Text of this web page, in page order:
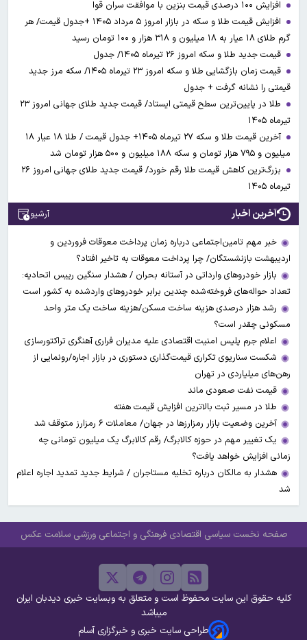
افزایش ۱۰۰ درصدی قیمت بنزین با موافقت سران قوا
افزایش قیمت طلا و سکه در بازار امروز ۵ مرداد ۱۴۰۵ +جدول قیمت/ هر
گرم طلای ۱۸ عیار به ۱۸ میلیون و ۳۱۸ هزار و ۱۰۰ تومان رسید
قیمت جدید طلا و سکه امروز ۲۶ تیرماه ۱۴۰۵/ جدول
قیمت زمان بازگشایی طلا و سکه امروز ۲۳ تیرماه ۱۴۰۵/ سکه مرز جدید
قیمتی را نشانه گرفت + جدول
طلا در پایین‌ترین سطح قیمتی ایستاد/ قیمت جدید طلای جهانی امروز ۲۳
تیرماه ۱۴۰۵
آخرین قیمت طلا و سکه ۲۷ تیرماه ۱۴۰۵+ جدول قیمت / طلا ۱۸ عیار ۱۸
میلیون و ۷۹۵ هزار تومان و سکه ۱۸۸ میلیون و ۵۰۰ هزار تومان شد
بزرگ‌ترین کاهش قیمت طلا رقم خورد/ قیمت جدید طلای جهانی امروز ۲۶
تیرماه ۱۴۰۵
آخرین اخبار آرشیو
خبر مهم تامین‌اجتماعی درباره زمان پرداخت معوقات فروردین و
اردیبهشت بازنشستگان/ چرا پرداخت معوقات به تاخیر افتاد؟
بازار خودروهای وارداتی در آستانه بحران / هشدار سنگین رییس اتحادیه:
تعداد حواله‌های فروخته‌شده چندین برابر خودروهای واردشده به کشور است
رشد هزار درصدی هزینه ساخت مسکن/هزینه ساخت یک متر واحد
مسکونی چقدر است؟
اعلام جرم پلیس امنیت اقتصادی علیه مدیران فراری آهنگری تراکتورسازی
شکست سناریوی تکراری قیمت‌گذاری دستوری در بازار اجاره/رونمایی از
رهن‌های میلیاردی در تهران
قیمت نفت صعودی ماند
طلا در مسیر ثبت بالاترین افزایش قیمت هفته
آخرین وضعیت بازار رمزارزها در جهان/ معاملات ۶ رمزارز متوقف شد
یک تغییر مهم در حوزه کالابرگ/ رقم کالابرگ یک میلیون تومانی چه
زمانی افزایش خواهد یافت؟
هشدار به مالکان درباره تخلیه مستاجران / شرایط جدید تمدید اجاره اعلام
شد
صفحه نخست سیاسی اقتصادی فرهنگی و اجتماعی ورزشی سلامت عکس
کلیه حقوق این سایت محفوظ است و متعلق به وبسایت خبری دیدبان ایران
میباشد
طراحی سایت خبری و خبرگزاری آسام